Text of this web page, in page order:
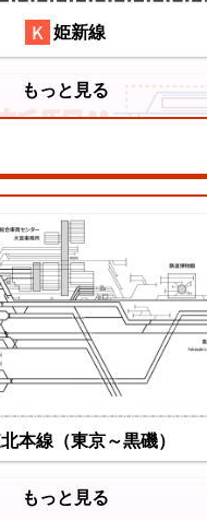
姫新線
】成田空港機能強化で京
・JRの配線はどう変わ
もっと見る
本線（東京～黒磯）
もっと見る